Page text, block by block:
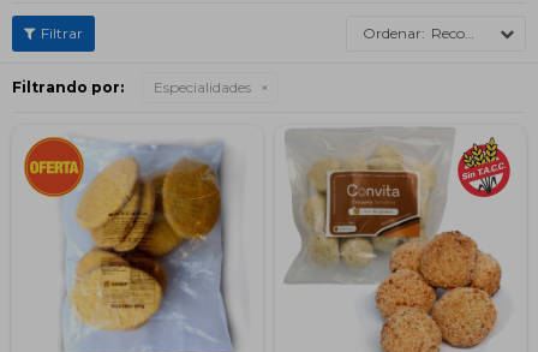
Recomendados
Filtrando por: Especialidades